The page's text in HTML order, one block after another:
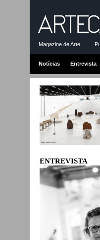
Magazine de Arte
Notícias Entrevista
ENTREVISTA